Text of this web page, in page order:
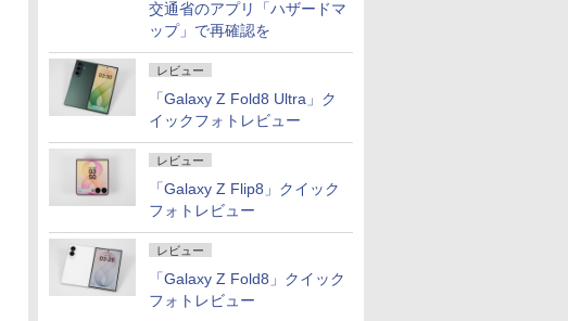
交通省のアプリ「ハザードマ
ップ」で再確認を
レビュー
「Galaxy Z Fold8 Ultra」ク
イックフォトレビュー
レビュー
「Galaxy Z Flip8」クイック
フォトレビュー
レビュー
「Galaxy Z Fold8」クイック
フォトレビュー